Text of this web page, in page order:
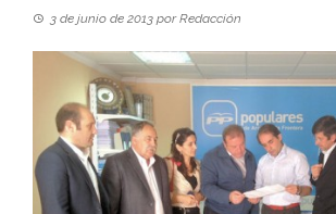
3 de junio de 2013 porRedacción